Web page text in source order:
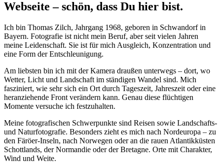
Webseite – schön, dass Du hier bist.
Ich bin Thomas Zilch, Jahrgang 1968, geboren in Schwandorf in
Bayern. Fotografie ist nicht mein Beruf, aber seit vielen Jahren
meine Leidenschaft. Sie ist für mich Ausgleich, Konzentration und
eine Form der Entschleunigung.
Am liebsten bin ich mit der Kamera draußen unterwegs – dort, wo
Wetter, Licht und Landschaft im ständigen Wandel sind. Mich
fasziniert, wie sehr sich ein Ort durch Tageszeit, Jahreszeit oder eine
heranziehende Front verändern kann. Genau diese flüchtigen
Momente versuche ich festzuhalten.
Meine fotografischen Schwerpunkte sind Reisen sowie Landschafts-
und Naturfotografie. Besonders zieht es mich nach Nordeuropa – zu
den Färöer-Inseln, nach Norwegen oder an die rauen Atlantikküsten
Schottlands, der Normandie oder der Bretagne. Orte mit Charakter,
Wind und Weite.